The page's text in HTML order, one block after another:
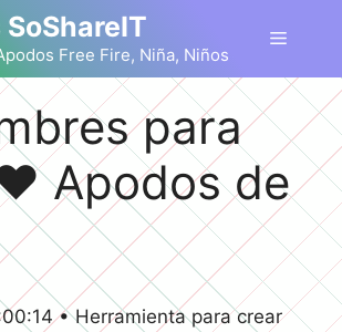
Free Fire, Niña, Niños
Menú
para
Apodos de
• Herramienta para crear